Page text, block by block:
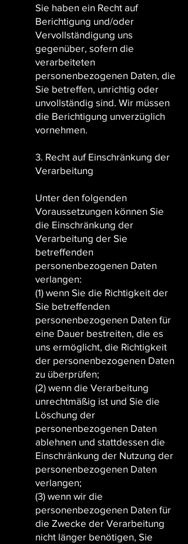
Sie haben ein Recht auf
Berichtigung und/oder
Vervollständigung uns
gegenüber, sofern die
verarbeiteten
personenbezogenen Daten, die
Sie betreffen, unrichtig oder
unvollständig sind. Wir müssen
die Berichtigung unverzüglich
vornehmen.
3. Recht auf Einschränkung der
Verarbeitung
Unter den folgenden
Voraussetzungen können Sie
die Einschränkung der
Verarbeitung der Sie
betreffenden
personenbezogenen Daten
verlangen:
(1) wenn Sie die Richtigkeit der
Sie betreffenden
personenbezogenen Daten für
eine Dauer bestreiten, die es
uns ermöglicht, die Richtigkeit
der personenbezogenen Daten
zu überprüfen;
(2) wenn die Verarbeitung
unrechtmäßig ist und Sie die
Löschung der
personenbezogenen Daten
ablehnen und stattdessen die
Einschränkung der Nutzung der
personenbezogenen Daten
verlangen;
(3) wenn wir die
personenbezogenen Daten für
die Zwecke der Verarbeitung
nicht länger benötigen, Sie